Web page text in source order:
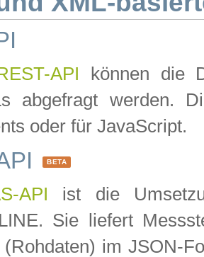
API können die
abgefragt werden.
oder für JavaScript.
BETA
API ist die
Sie liefert
(Rohdaten) im JSON-